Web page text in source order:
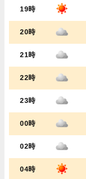
19時
20時
21時
22時
23時
00時
02時
04時